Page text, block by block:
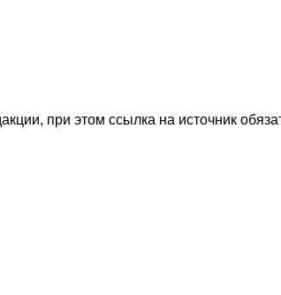
при этом ссылка на источник